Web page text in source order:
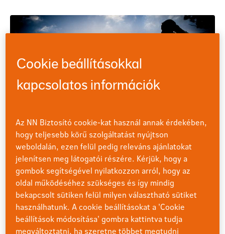
Túlhasználat
Számos sportban a folyamatosan ismétlődő mozdulatok
elhasználják ízületeinket, ami gyakran vezethet
sportbalesetekhez. Futók, úszók és teniszezők vannak
leginkább kitéve olyan kellemetlen következményeknek,
Cookie beállításokkal
kapcsolatos információk
Az NN Biztosító cookie-kat használ annak érdekében,
hogy teljesebb körű szolgáltatást nyújtson
weboldalán, ezen felül pedig releváns ajánlatokat
jelenítsen meg látogatói részére. Kérjük, hogy a
gombok segítségével nyilatkozzon arról, hogy az
oldal működéséhez szükséges és így mindig
bekapcsolt sütiken felül milyen választható sütiket
használhatunk. A cookie beállításokat a 'Cookie
beállítások módosítása' gombra kattintva tudja
megváltoztatni, ha szeretne többet megtudni